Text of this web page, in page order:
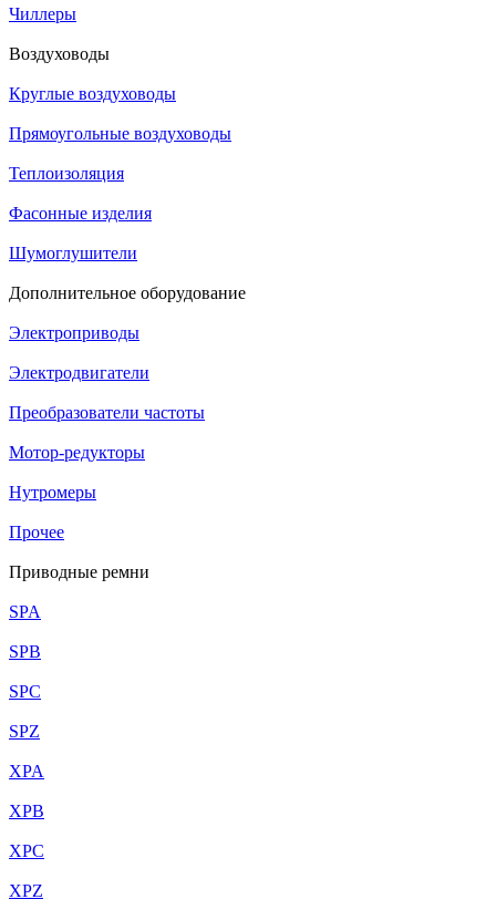
Чиллеры
Воздуховоды
Круглые воздуховоды
Прямоугольные воздуховоды
Теплоизоляция
Фасонные изделия
Шумоглушители
Дополнительное оборудование
Электроприводы
Электродвигатели
Преобразователи частоты
Мотор-редукторы
Нутромеры
Прочее
Приводные ремни
SPA
SPB
SPC
SPZ
XPA
XPB
XPC
XPZ